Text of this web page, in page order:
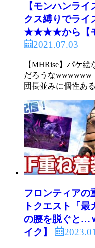
【モンハンラ
クス縛りでライ
★★★★から【モ
2021.07.03
【MHRise】パケ
だろうなwwwwww
団長並みに個性あ
フロンティアの
トクエスト「
の腰を脱ぐと…
イク】